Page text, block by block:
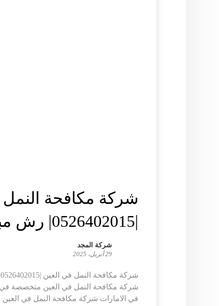
شركة مكافحة النمل
|0526402015| رش مبيدات
شركة المجد
29 أبريل، 2025
شركة مكافحة النمل في العين متخصصة
في الامارات شركة مكافحة النمل في